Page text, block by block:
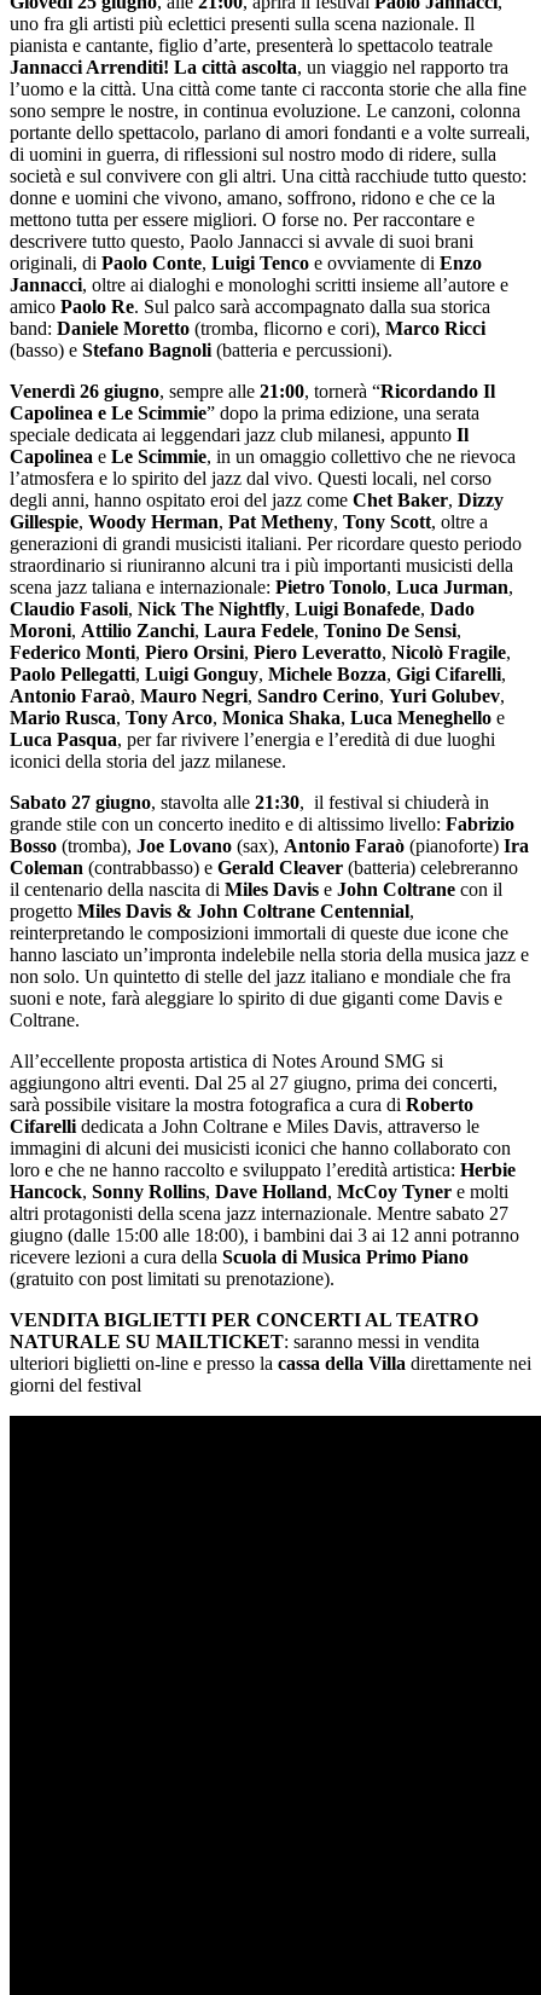
uno fra gli artisti più eclettici presenti sulla scena nazionale. Il
pianista e cantante, figlio d’arte, presenterà lo spettacolo teatrale
Jannacci Arrenditi! La città ascolta, un viaggio nel rapporto tra
l’uomo e la città. Una città come tante ci racconta storie che alla fine
sono sempre le nostre, in continua evoluzione. Le canzoni, colonna
portante dello spettacolo, parlano di amori fondanti e a volte surreali,
di uomini in guerra, di riflessioni sul nostro modo di ridere, sulla
società e sul convivere con gli altri. Una città racchiude tutto questo:
donne e uomini che vivono, amano, soffrono, ridono e che ce la
mettono tutta per essere migliori. O forse no. Per raccontare e
descrivere tutto questo, Paolo Jannacci si avvale di suoi brani
originali, di Paolo Conte, Luigi Tenco e ovviamente di Enzo
Jannacci, oltre ai dialoghi e monologhi scritti insieme all’autore e
amico Paolo Re. Sul palco sarà accompagnato dalla sua storica
band: Daniele Moretto (tromba, flicorno e cori), Marco Ricci
(basso) e Stefano Bagnoli (batteria e percussioni).
Venerdì 26 giugno, sempre alle 21:00, tornerà “Ricordando Il
Capolinea e Le Scimmie” dopo la prima edizione, una serata
speciale dedicata ai leggendari jazz club milanesi, appunto Il
Capolinea e Le Scimmie, in un omaggio collettivo che ne rievoca
l’atmosfera e lo spirito del jazz dal vivo. Questi locali, nel corso
degli anni, hanno ospitato eroi del jazz come Chet Baker, Dizzy
Gillespie, Woody Herman, Pat Metheny, Tony Scott, oltre a
generazioni di grandi musicisti italiani. Per ricordare questo periodo
straordinario si riuniranno alcuni tra i più importanti musicisti della
scena jazz taliana e internazionale: Pietro Tonolo, Luca Jurman,
Claudio Fasoli, Nick The Nightfly, Luigi Bonafede, Dado
Moroni, Attilio Zanchi, Laura Fedele, Tonino De Sensi,
Federico Monti, Piero Orsini, Piero Leveratto, Nicolò Fragile,
Paolo Pellegatti, Luigi Gonguy, Michele Bozza, Gigi Cifarelli,
Antonio Faraò, Mauro Negri, Sandro Cerino, Yuri Golubev,
Mario Rusca, Tony Arco, Monica Shaka, Luca Meneghello e
Luca Pasqua, per far rivivere l’energia e l’eredità di due luoghi
iconici della storia del jazz milanese.
Sabato 27 giugno, stavolta alle 21:30, il festival si chiuderà in
grande stile con un concerto inedito e di altissimo livello: Fabrizio
Bosso (tromba), Joe Lovano (sax), Antonio Faraò (pianoforte) Ira
Coleman (contrabbasso) e Gerald Cleaver (batteria) celebreranno
il centenario della nascita di Miles Davis e John Coltrane con il
progetto Miles Davis & John Coltrane Centennial,
reinterpretando le composizioni immortali di queste due icone che
hanno lasciato un’impronta indelebile nella storia della musica jazz e
non solo. Un quintetto di stelle del jazz italiano e mondiale che fra
suoni e note, farà aleggiare lo spirito di due giganti come Davis e
Coltrane.
All’eccellente proposta artistica di Notes Around SMG si
aggiungono altri eventi. Dal 25 al 27 giugno, prima dei concerti,
sarà possibile visitare la mostra fotografica a cura di Roberto
Cifarelli dedicata a John Coltrane e Miles Davis, attraverso le
immagini di alcuni dei musicisti iconici che hanno collaborato con
loro e che ne hanno raccolto e sviluppato l’eredità artistica: Herbie
Hancock, Sonny Rollins, Dave Holland, McCoy Tyner e molti
altri protagonisti della scena jazz internazionale. Mentre sabato 27
giugno (dalle 15:00 alle 18:00), i bambini dai 3 ai 12 anni potranno
ricevere lezioni a cura della Scuola di Musica Primo Piano
(gratuito con post limitati su prenotazione).
VENDITA BIGLIETTI PER CONCERTI AL TEATRO
NATURALE SU MAILTICKET: saranno messi in vendita
ulteriori biglietti on-line e presso la cassa della Villa direttamente nei
giorni del festival